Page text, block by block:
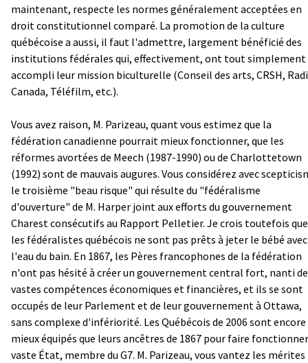
maintenant, respecte les normes généralement acceptées en
droit constitutionnel comparé. La promotion de la culture
québécoise a aussi, il faut l'admettre, largement bénéficié des
institutions fédérales qui, effectivement, ont tout simplement
accompli leur mission biculturelle (Conseil des arts, CRSH,
Canada, Téléfilm, etc.).
Vous avez raison, M. Parizeau, quant vous estimez que la
fédération canadienne pourrait mieux fonctionner, que les
réformes avortées de Meech (1987-1990) ou de Charlottetown
(1992) sont de mauvais augures. Vous considérez avec
le troisième "beau risque" qui résulte du "fédéralisme
d'ouverture" de M. Harper joint aux efforts du gouvernement
Charest consécutifs au Rapport Pelletier. Je crois toutefois que
les fédéralistes québécois ne sont pas prêts à jeter le bébé avec
l'eau du bain. En 1867, les Pères francophones de la fédération
n'ont pas hésité à créer un gouvernement central fort, nanti de
vastes compétences économiques et financières, et ils se sont
occupés de leur Parlement et de leur gouvernement à Ottawa,
sans complexe d'infériorité. Les Québécois de 2006 sont encore
mieux équipés que leurs ancêtres de 1867 pour faire
vaste État, membre du G7. M. Parizeau, vous vantez les mérites